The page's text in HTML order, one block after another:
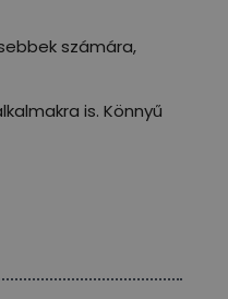
számára,
is. Könnyű